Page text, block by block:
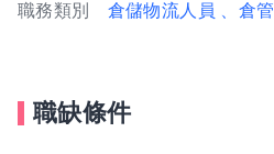
職務類別 倉儲物流人員 、倉管
職缺條件